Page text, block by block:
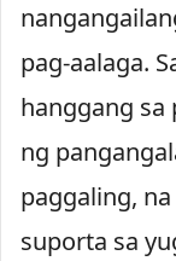
pag-aalaga.
hanggang
ng
paggaling,
suporta sa